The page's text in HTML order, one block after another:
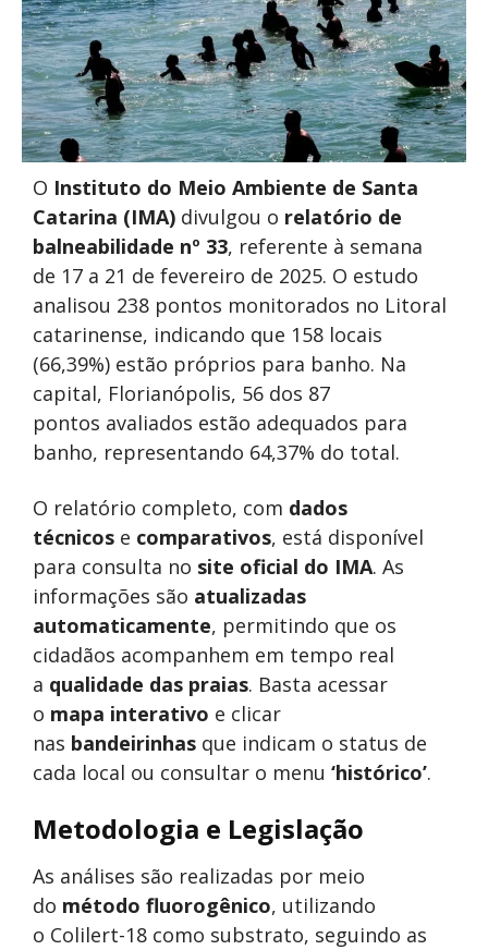
O Instituto do Meio Ambiente de Santa
Catarina (IMA) divulgou o relatório de
balneabilidade nº 33, referente à semana
de 17 a 21 de fevereiro de 2025. O estudo
analisou 238 pontos monitorados no Litoral
catarinense, indicando que 158 locais
(66,39%) estão próprios para banho. Na
capital, Florianópolis, 56 dos 87
pontos avaliados estão adequados para
banho, representando 64,37% do total.
O relatório completo, com dados
técnicos e comparativos, está disponível
para consulta no site oficial do IMA. As
informações são atualizadas
automaticamente, permitindo que os
cidadãos acompanhem em tempo real
a qualidade das praias. Basta acessar
o mapa interativo e clicar
nas bandeirinhas que indicam o status de
cada local ou consultar o menu ‘histórico’.
Metodologia e Legislação
As análises são realizadas por meio
do método fluorogênico, utilizando
o Colilert-18 como substrato, seguindo as